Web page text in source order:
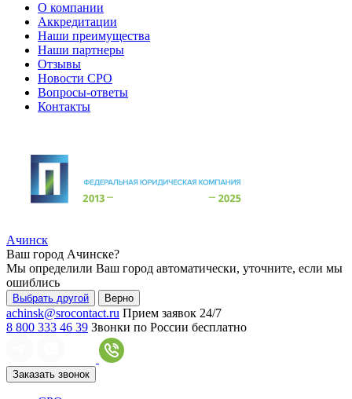
О компании
Аккредитации
Наши преимущества
Наши партнеры
Отзывы
Новости СРО
Вопросы-ответы
Контакты
Ачинск
Ваш город Ачинске?
Мы определили Ваш город автоматически, уточните, если мы
ошиблись
Выбрать другой Верно
achinsk@srocontact.ru Прием заявок 24/7
8 800 333 46 39 Звонки по России бесплатно
Заказать звонок